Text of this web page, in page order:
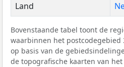
Land
Bovenstaande tabel toont de
waarbinnen het postcodegebied
op basis van de
de topografische kaarten van het